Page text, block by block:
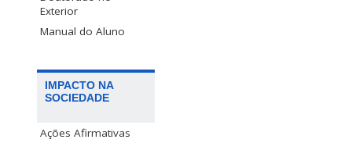
Exterior
Manual do Aluno
IMPACTO NA
SOCIEDADE
Ações Afirmativas